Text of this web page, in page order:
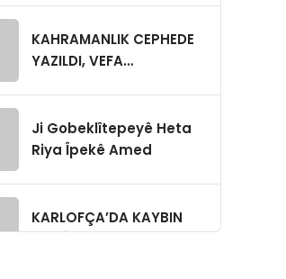
KAHRAMANLIK CEPHEDE
YAZILDI, VEFA
Ji Gobeklîtepeyê Heta
Riya Îpekê Amed
KARLOFÇA’DA KAYBIN